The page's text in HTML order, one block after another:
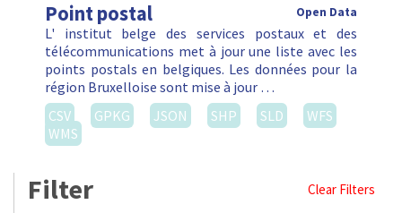
Point postal Open Data
L' institut belge des services postaux et des
télécommunications met à jour une liste avec les
points postals en belgiques. Les données pour la
région Bruxelloise sont mise à jour …
CSV
GPKG JSON SHP SLD
WFS
WMS
Filter Clear Filters